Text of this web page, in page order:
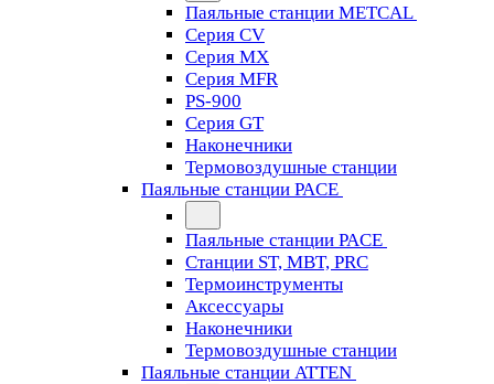
Паяльные станции METCAL
Серия CV
Серия MX
Серия MFR
PS-900
Серия GT
Наконечники
Термовоздушные станции
Паяльные станции PACE
Паяльные станции PACE
Станции ST, MBT, PRC
Термоинструменты
Аксессуары
Наконечники
Термовоздушные станции
Паяльные станции ATTEN